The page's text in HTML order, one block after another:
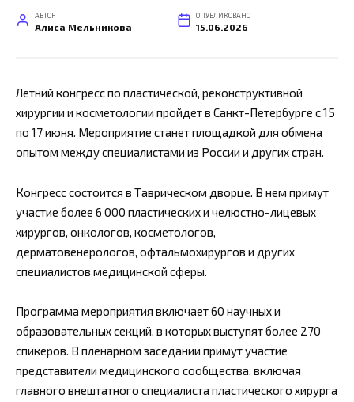
АВТОР
Алиса Мельникова
ОПУБЛИКОВАНО
15.06.2026
Летний конгресс по пластической, реконструктивной
хирургии и косметологии пройдет в Санкт-Петербурге с 15
по 17 июня. Мероприятие станет площадкой для обмена
опытом между специалистами из России и других стран.
Конгресс состоится в Таврическом дворце. В нем примут
участие более 6 000 пластических и челюстно-лицевых
хирургов, онкологов, косметологов,
дерматовенерологов, офтальмохирургов и других
специалистов медицинской сферы.
Программа мероприятия включает 60 научных и
образовательных секций, в которых выступят более 270
спикеров. В пленарном заседании примут участие
представители медицинского сообщества, включая
главного внештатного специалиста пластического хирурга